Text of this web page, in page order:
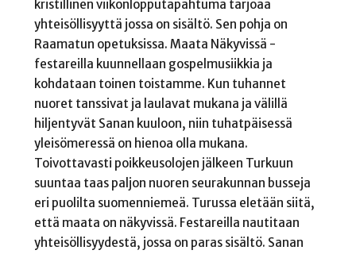
kristillinen viikonlopputapahtuma tarjoaa
yhteisöllisyyttä jossa on sisältö. Sen pohja on
Raamatun opetuksissa. Maata Näkyvissä -
festareilla kuunnellaan gospelmusiikkia ja
kohdataan toinen toistamme. Kun tuhannet
nuoret tanssivat ja laulavat mukana ja välillä
hiljentyvät Sanan kuuloon, niin tuhatpäisessä
yleisömeressä on hienoa olla mukana.
Toivottavasti poikkeusolojen jälkeen Turkuun
suuntaa taas paljon nuoren seurakunnan busseja
eri puolilta suomenniemeä. Turussa eletään siitä,
että maata on näkyvissä. Festareilla nautitaan
yhteisöllisyydestä, jossa on paras sisältö. Sanan